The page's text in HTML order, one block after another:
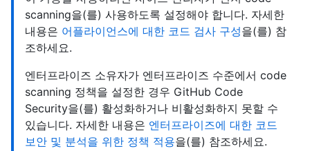
scanning을(를) 사용하도록 설정해야 합니다. 자세한
내용은 어플라이언스에 대한 코드 검사 구성을(를) 참
조하세요.
엔터프라이즈 소유자가 엔터프라이즈 수준에서 code
scanning 정책을 설정한 경우 GitHub Code
Security을(를) 활성화하거나 비활성화하지 못할 수
있습니다. 자세한 내용은 엔터프라이즈에 대한 코드
보안 및 분석을 위한 정책 적용을(를) 참조하세요.